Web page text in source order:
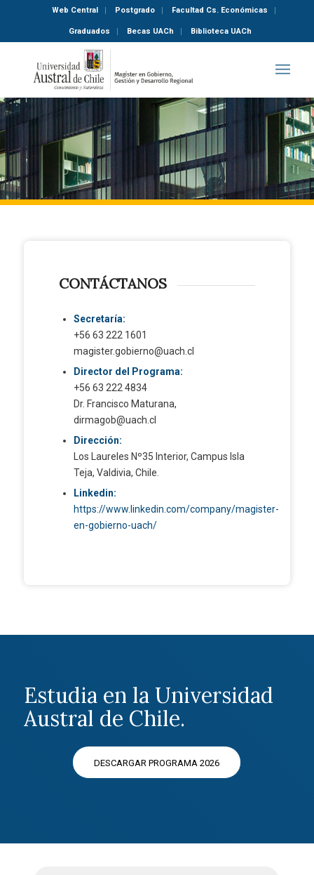
Web Central Postgrado Facultad Cs. Económicas
Graduados Becas UACh Biblioteca UACh
CONTÁCTANOS
Secretaría:
+56 63 222 1601
magister.gobierno@uach.cl
Director del Programa:
+56 63 222 4834
Dr. Francisco Maturana,
dirmagob@uach.cl
Dirección:
Los Laureles Nº35 Interior, Campus Isla
Teja, Valdivia, Chile.
Linkedin:
https://www.linkedin.com/company/magister-
en-gobierno-uach/
Estudia en la Universidad
Austral de Chile.
DESCARGAR PROGRAMA 2026